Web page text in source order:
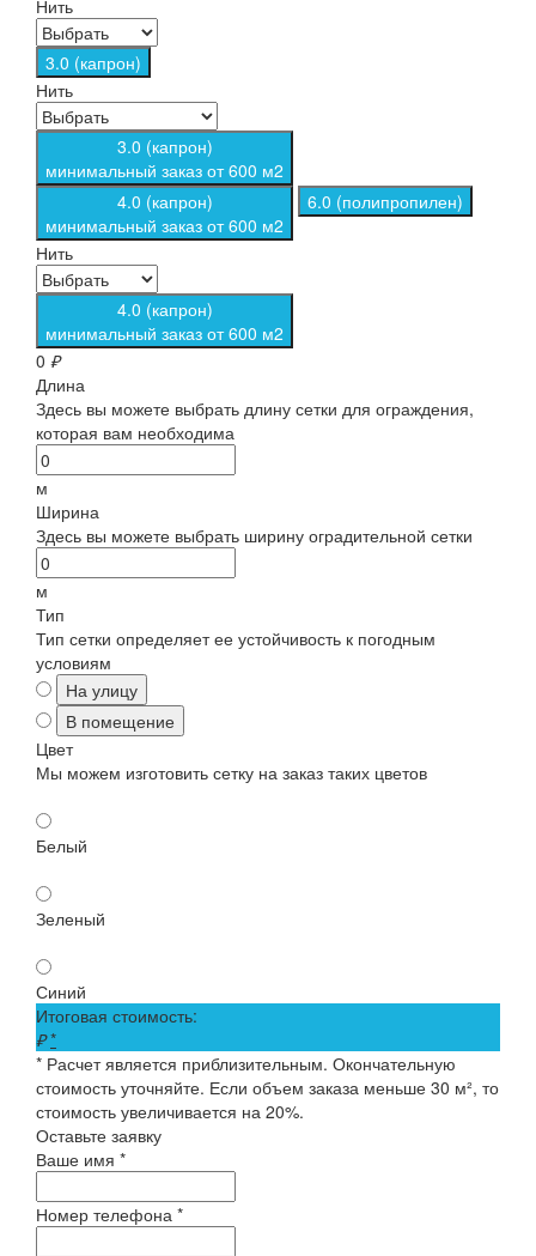
Нить
3.0 (капрон)
Нить
3.0 (капрон)
минимальный заказ от 600 м2
4.0 (капрон)
минимальный заказ от 600 м2
6.0 (полипропилен)
Нить
4.0 (капрон)
минимальный заказ от 600 м2
0 ₽
Длина
Здесь вы можете выбрать длину сетки для ограждения,
которая вам необходима
м
Ширина
Здесь вы можете выбрать ширину оградительной сетки
м
Тип
Тип сетки определяет ее устойчивость к погодным
условиям
На улицу
В помещение
Цвет
Мы можем изготовить сетку на заказ таких цветов
Белый
Зеленый
Синий
Итоговая стоимость:
₽ *
* Расчет является приблизительным. Окончательную
стоимость уточняйте. Если объем заказа меньше 30 м², то
стоимость увеличивается на 20%.
Оставьте заявку
Ваше имя *
Номер телефона *